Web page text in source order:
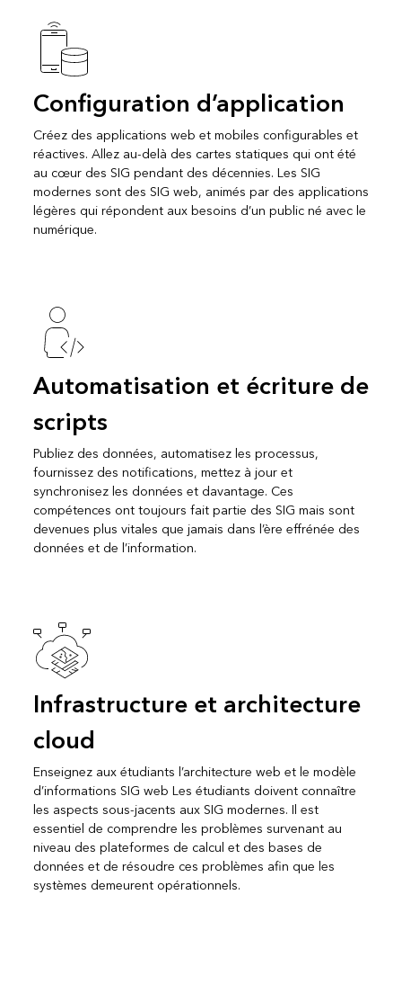
Configuration d’application
Créez des applications web et mobiles configurables et
réactives. Allez au-delà des cartes statiques qui ont été
au cœur des SIG pendant des décennies. Les SIG
modernes sont des SIG web, animés par des applications
légères qui répondent aux besoins d’un public né avec le
numérique.
Automatisation et écriture de
scripts
Publiez des données, automatisez les processus,
fournissez des notifications, mettez à jour et
synchronisez les données et davantage. Ces
compétences ont toujours fait partie des SIG mais sont
devenues plus vitales que jamais dans l’ère effrénée des
données et de l’information.
Infrastructure et architecture
cloud
Enseignez aux étudiants l’architecture web et le modèle
d’informations SIG web Les étudiants doivent connaître
les aspects sous-jacents aux SIG modernes. Il est
essentiel de comprendre les problèmes survenant au
niveau des plateformes de calcul et des bases de
données et de résoudre ces problèmes afin que les
systèmes demeurent opérationnels.